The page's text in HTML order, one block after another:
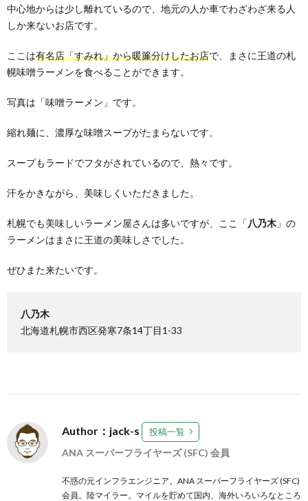
中心地からは少し離れているので、地元の人か車でわざわざ来る人
しか来ないお店です。
ここは有名店「すみれ」から暖簾分けしたお店で、まさに王道の札
幌味噌ラーメンを食べることができます。
写真は「味噌ラーメン」です。
縮れ麺に、濃厚な味噌スープがたまらないです。
スープもラードでフタがされているので、熱々です。
汗をかきながら、美味しくいただきました。
札幌でも美味しいラーメン屋さんは多いですが、ここ「八乃木 」の
ラーメンはまさに王道の美味しさでした。
ぜひまた来たいです。
八乃木
北海道札幌市西区発寒7条14丁目1-33
Author：jack-s 投稿一覧
ANA スーパーフライヤーズ (SFC) 会員
不惑の元インフラエンジニア。ANA スーパーフライヤーズ (SFC)
会員。陸マイラー。マイルを貯めて国内、海外いろいろなところ